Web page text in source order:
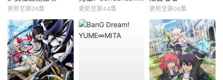
更新至第06集 更新至第44集 更新至第06集